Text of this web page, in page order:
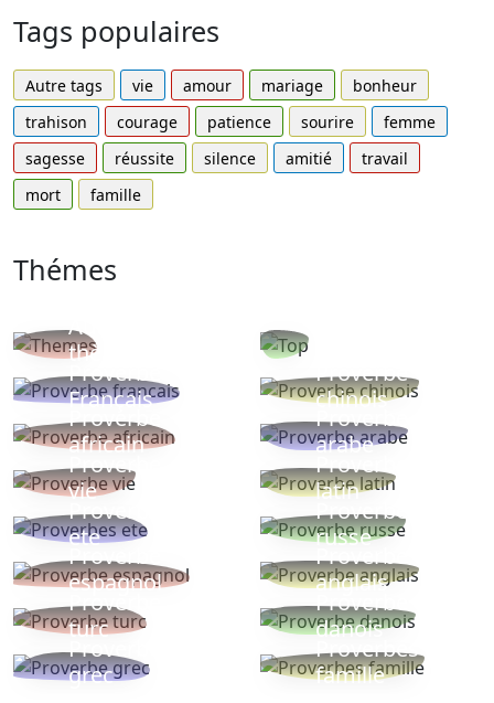
Tags populaires
Autre tags vie amour mariage
bonheur
trahison
courage patience sourire
femme
sagesse
réussite silence amitié
travail
mort
famille
Thémes
Autres
thèmes
Proverbe
Français
Proverbe
chinois
Proverbe
africain
Proverbe
arabe
Proverbe
vie
Proverbe
latin
Proverbes
ete
Proverbe
russe
Proverbe
espagnol
Proverbe
anglais
Proverbe
turc
Proverbe
danois
Proverbe
grec
Proverbes
famille